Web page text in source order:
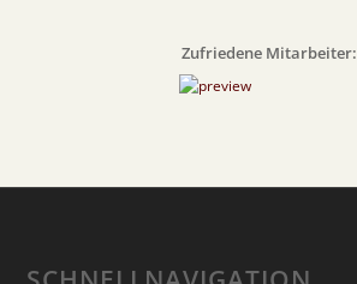
Zufriedene Mitarbeiter: